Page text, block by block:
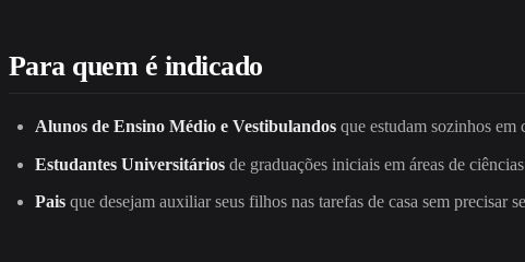
Para quem é indicado
Alunos de Ensino Médio e Vestibulandos que estudam sozinhos em
Estudantes Universitários de graduações iniciais em áreas de
Pais que desejam auxiliar seus filhos nas tarefas de casa sem precisar